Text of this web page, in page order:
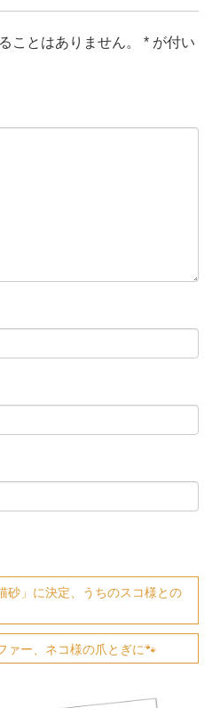
ことはありません。 * が付い
砂」に決定、うちのスコ様との
ァー、ネコ様の爪とぎに🐾